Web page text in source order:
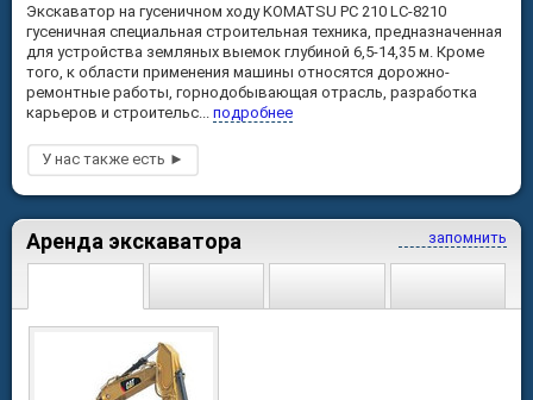
Экскаватор на гусеничном ходу KOMATSU PC 210 LC-8210
гусеничная специальная строительная техника, предназначенная
для устройства земляных выемок глубиной 6,5-14,35 м. Кроме
того, к области применения машины относятся дорожно-
ремонтные работы, горнодобывающая отрасль, разработка
карьеров и строительс... подробнее
запомнить
Аренда экскаватора